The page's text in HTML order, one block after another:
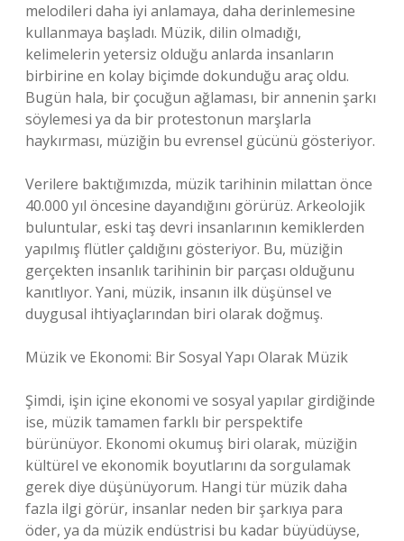
melodileri daha iyi anlamaya, daha derinlemesine
kullanmaya başladı. Müzik, dilin olmadığı,
kelimelerin yetersiz olduğu anlarda insanların
birbirine en kolay biçimde dokunduğu araç oldu.
Bugün hala, bir çocuğun ağlaması, bir annenin şarkı
söylemesi ya da bir protestonun marşlarla
haykırması, müziğin bu evrensel gücünü gösteriyor.
Verilere baktığımızda, müzik tarihinin milattan önce
40.000 yıl öncesine dayandığını görürüz. Arkeolojik
buluntular, eski taş devri insanlarının kemiklerden
yapılmış flütler çaldığını gösteriyor. Bu, müziğin
gerçekten insanlık tarihinin bir parçası olduğunu
kanıtlıyor. Yani, müzik, insanın ilk düşünsel ve
duygusal ihtiyaçlarından biri olarak doğmuş.
Müzik ve Ekonomi: Bir Sosyal Yapı Olarak Müzik
Şimdi, işin içine ekonomi ve sosyal yapılar girdiğinde
ise, müzik tamamen farklı bir perspektife
bürünüyor. Ekonomi okumuş biri olarak, müziğin
kültürel ve ekonomik boyutlarını da sorgulamak
gerek diye düşünüyorum. Hangi tür müzik daha
fazla ilgi görür, insanlar neden bir şarkıya para
öder, ya da müzik endüstrisi bu kadar büyüdüyse,